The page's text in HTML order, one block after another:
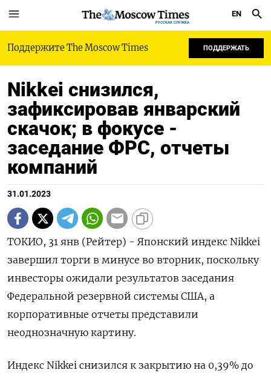
РУССКАЯ СЛУЖБА
EN
Поддержите The Moscow Times ПОДДЕРЖАТЬ
Nikkei снизился,
зафиксировав январский
скачок; в фокусе -
заседание ФРС, отчеты
компаний
31.01.2023
ТОКИО, 31 янв (Рейтер) - Японский индекс Nikkei
завершил торги в минусе во вторник, поскольку
инвесторы ожидали результатов заседания
Федеральной резервной системы США, а
корпоративные отчеты представили
неоднозначную картину.
Индекс Nikkei снизился к закрытию на 0,39% до